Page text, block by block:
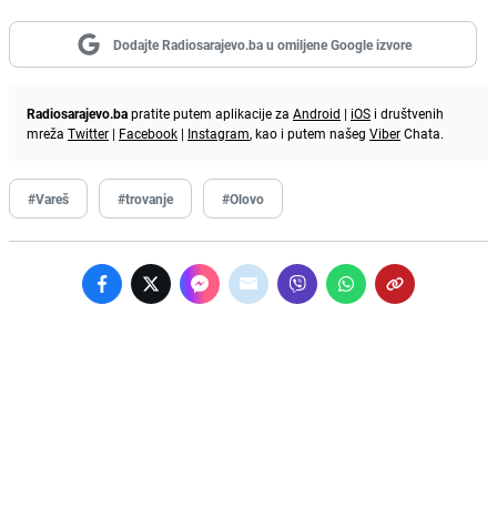
Dodajte Radiosarajevo.ba u omiljene Google izvore
Radiosarajevo.bapratite putem aplikacije za Android | iOS i društvenih
mreža Twitter | Facebook | Instagram, kao i putem našeg ViberChata.
#Vareš #trovanje #Olovo